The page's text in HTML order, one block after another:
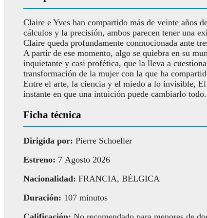
Claire e Yves han compartido más de veinte años
cálculos y la precisión, ambos parecen tener una
Claire queda profundamente conmocionada ante
A partir de ese momento, algo se quiebra en su
inquietante y casi profética, que la lleva a
transformación de la mujer con la que ha
Entre el arte, la ciencia y el miedo a lo invisible,
instante en que una intuición puede cambiarlo todo.
Ficha técnica
Dirigida por: Pierre Schoeller
Estreno: 7 Agosto 2026
Nacionalidad: FRANCIA, BÉLGICA
Duración: 107 minutos